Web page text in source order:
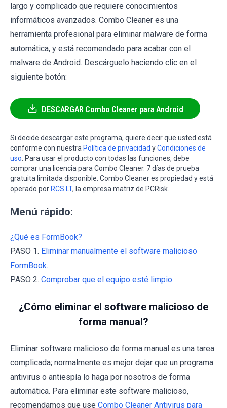
largo y complicado que requiere conocimientos
informáticos avanzados. Combo Cleaner es una
herramienta profesional para eliminar malware de forma
automática, y está recomendado para acabar con el
malware de Android. Descárguelo haciendo clic en el
siguiente botón:
DESCARGAR Combo Cleaner para Android
Si decide descargar este programa, quiere decir que usted está
conforme con nuestra Política de privacidad yCondiciones de
uso . Para usar el producto con todas las funciones, debe
comprar una licencia para Combo Cleaner. 7 días de prueba
gratuita limitada disponible. Combo Cleaner es propiedad y está
operado porRCS LT, la empresa matriz de PCRisk.
Menú rápido:
¿Qué es FormBook?
PASO 1. Eliminar manualmente el software malicioso
FormBook.
PASO 2. Comprobar que el equipo esté limpio.
¿Cómo eliminar el software malicioso de
forma manual?
Eliminar software malicioso de forma manual es una tarea
complicada; normalmente es mejor dejar que un programa
antivirus o antiespía lo haga por nosotros de forma
automática. Para eliminar este software malicioso,
recomendamos que use Combo Cleaner Antivirus para